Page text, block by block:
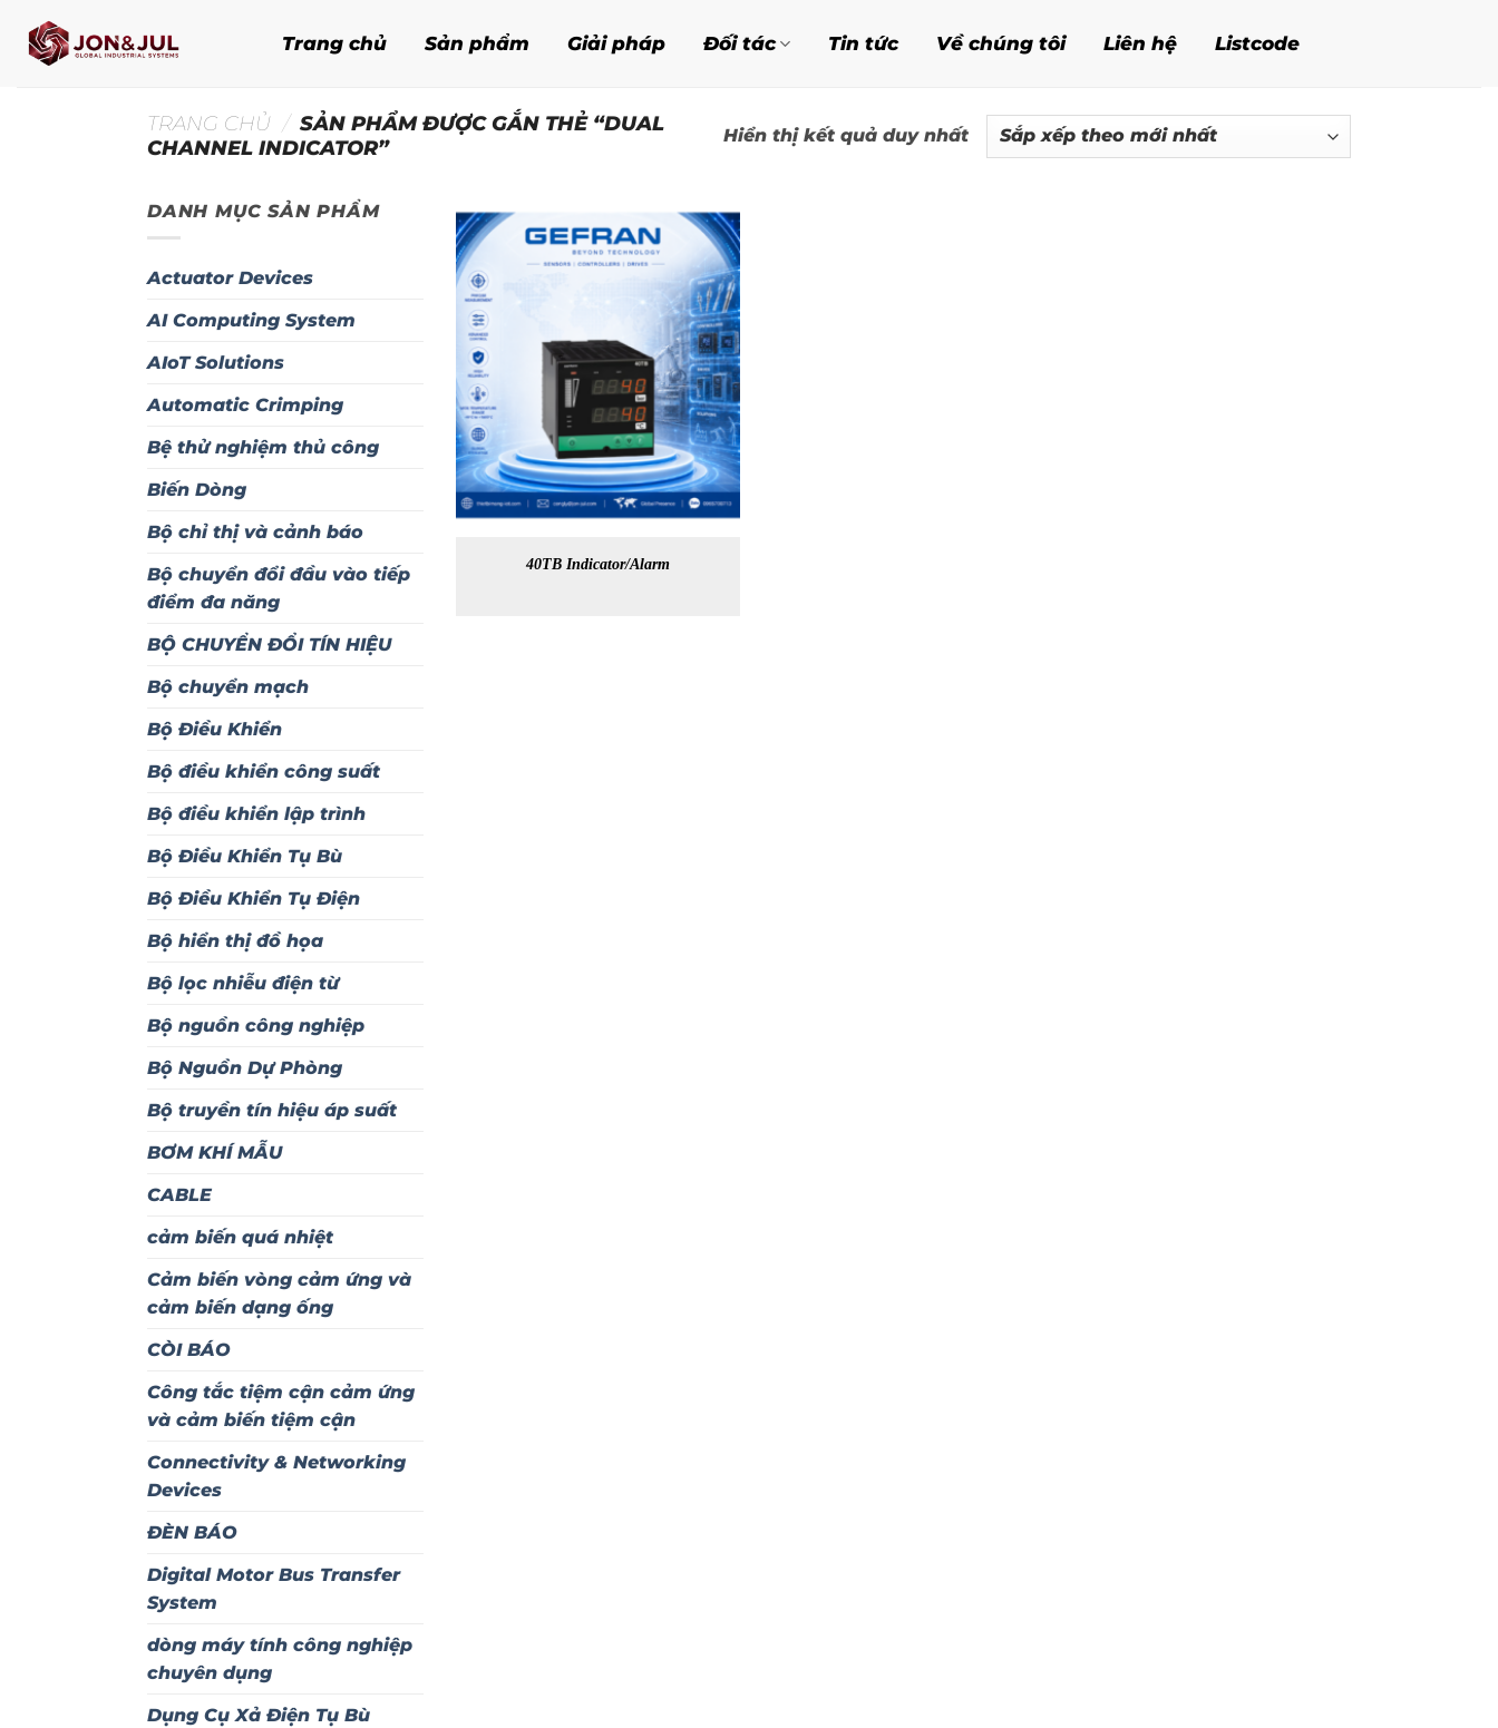
qua
Trang chủ Sản phẩm Giải pháp Đối tác Tin tức Về chúng tôi Liên hệ Listcode
TRANG CHỦ / SẢN PHẨM ĐƯỢC GẮN THẺ “DUAL
CHANNEL INDICATOR”
Hiển thị kết quả duy nhất
DANH MỤC SẢN PHẨM
Actuator Devices
AI Computing System
AIoT Solutions
Automatic Crimping
Bệ thử nghiệm thủ công
Biến Dòng
Bộ chỉ thị và cảnh báo
Bộ chuyển đổi đầu vào tiếp
điểm đa năng
BỘ CHUYỂN ĐỔI TÍN HIỆU
Bộ chuyển mạch
Bộ Điều Khiển
Bộ điều khiển công suất
Bộ điều khiển lập trình
Bộ Điều Khiển Tụ Bù
Bộ Điều Khiển Tụ Điện
Bộ hiển thị đồ họa
Bộ lọc nhiễu điện từ
Bộ nguồn công nghiệp
Bộ Nguồn Dự Phòng
Bộ truyền tín hiệu áp suất
BƠM KHÍ MẪU
CABLE
cảm biến quá nhiệt
Cảm biến vòng cảm ứng và
cảm biến dạng ống
CÒI BÁO
Công tắc tiệm cận cảm ứng
và cảm biến tiệm cận
Connectivity & Networking
Devices
ĐÈN BÁO
Digital Motor Bus Transfer
System
dòng máy tính công nghiệp
chuyên dụng
Dụng Cụ Xả Điện Tụ Bù
40TB Indicator/Alarm